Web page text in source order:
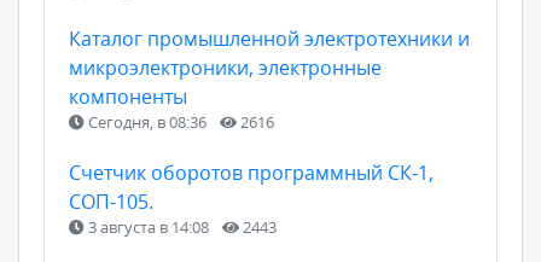
Каталог промышленной электротехники и
микроэлектроники, электронные
компоненты
Сегодня, в 08:36 2616
Счетчик оборотов программный СК-1,
СОП-105.
3 августа в 14:08 2443